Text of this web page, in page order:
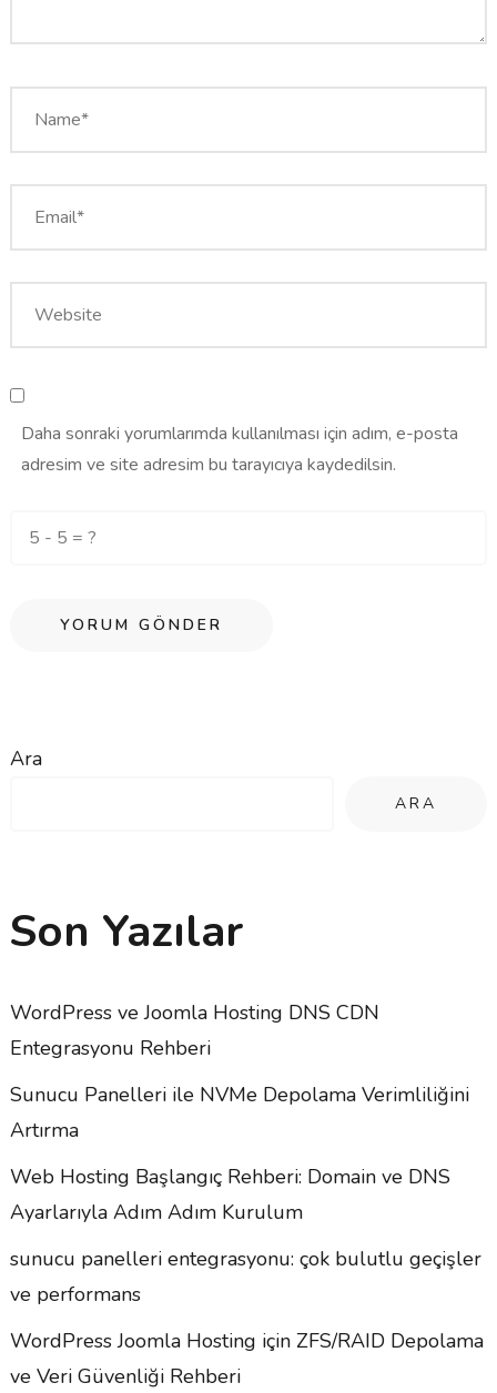
Daha sonraki yorumlarımda kullanılması için adım, e-posta
adresim ve site adresim bu tarayıcıya kaydedilsin.
Ara
ARA
Son Yazılar
WordPress ve Joomla Hosting DNS CDN
Entegrasyonu Rehberi
Sunucu Panelleri ile NVMe Depolama Verimliliğini
Artırma
Web Hosting Başlangıç Rehberi: Domain ve DNS
Ayarlarıyla Adım Adım Kurulum
sunucu panelleri entegrasyonu: çok bulutlu geçişler
ve performans
WordPress Joomla Hosting için ZFS/RAID Depolama
ve Veri Güvenliği Rehberi